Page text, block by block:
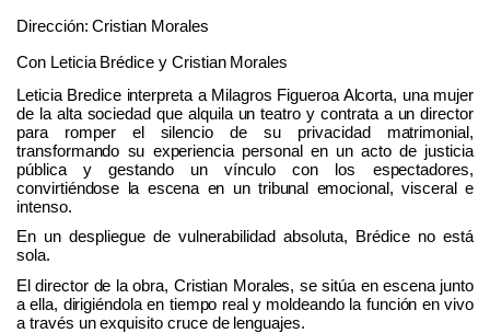
Dirección: Cristian Morales
Con Leticia Brédice y Cristian Morales
Leticia Bredice interpreta a Milagros Figueroa Alcorta, una mujer
de la alta sociedad que alquila un teatro y contrata a un director
para romper el silencio de su privacidad matrimonial,
transformando su experiencia personal en un acto de justicia
pública y gestando un vínculo con los espectadores,
convirtiéndose la escena en un tribunal emocional, visceral e
intenso.
En un despliegue de vulnerabilidad absoluta, Brédice no está
sola.
El director de la obra, Cristian Morales, se sitúa en escena junto
a ella, dirigiéndola en tiempo real y moldeando la función en vivo
a través un exquisito cruce de lenguajes.